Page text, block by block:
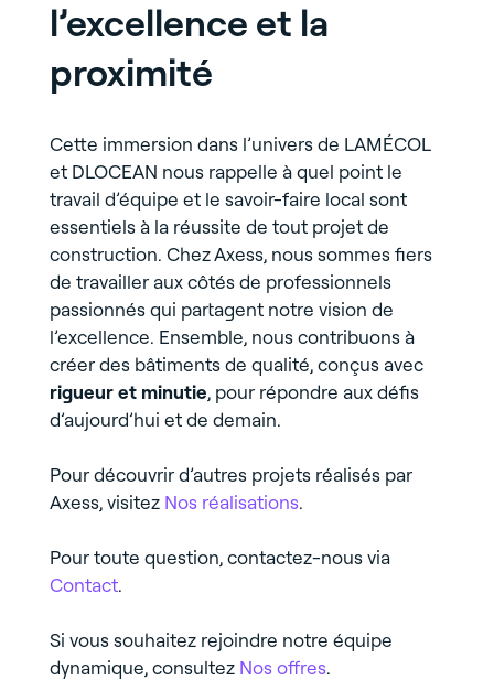
l’excellence et la
proximité
Cette immersion dans l’univers de LAMÉCOL
et DLOCEAN nous rappelle à quel point le
travail d’équipe et le savoir-faire local sont
essentiels à la réussite de tout projet de
construction. Chez Axess, nous sommes fiers
de travailler aux côtés de professionnels
passionnés qui partagent notre vision de
l’excellence. Ensemble, nous contribuons à
créer des bâtiments de qualité, conçus avec
rigueur et minutie, pour répondre aux défis
d’aujourd’hui et de demain.
Pour découvrir d’autres projets réalisés par
Axess, visitez Nos réalisations.
Pour toute question, contactez-nous via
Contact.
Si vous souhaitez rejoindre notre équipe
dynamique, consultez Nos offres.